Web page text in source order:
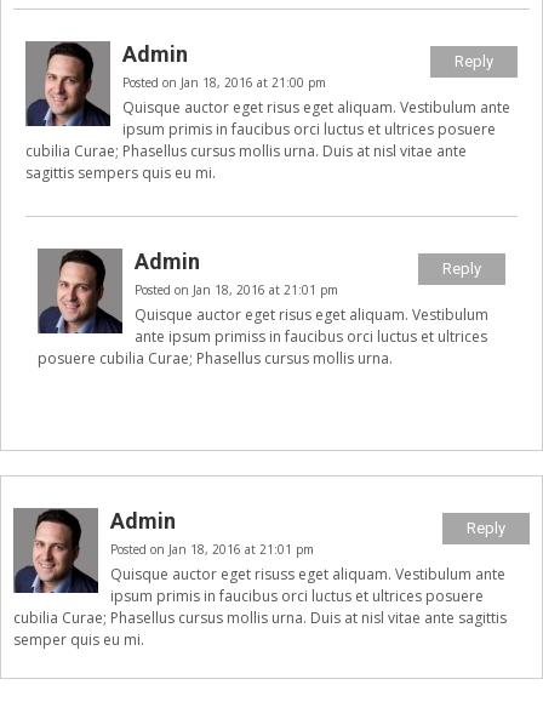
Admin
Posted on Jan 18, 2016 at 21:00 pm
Reply
Quisque auctor eget risus eget aliquam. Vestibulum ante
ipsum primis in faucibus orci luctus et ultrices posuere
cubilia Curae; Phasellus cursus mollis urna. Duis at nisl vitae ante
sagittis sempers quis eu mi.
Admin
Posted on Jan 18, 2016 at 21:01 pm
Reply
Quisque auctor eget risus eget aliquam. Vestibulum
ante ipsum primiss in faucibus orci luctus et ultrices
posuere cubilia Curae; Phasellus cursus mollis urna.
Admin
Posted on Jan 18, 2016 at 21:01 pm
Reply
Quisque auctor eget risuss eget aliquam. Vestibulum ante
ipsum primis in faucibus orci luctus et ultrices posuere
cubilia Curae; Phasellus cursus mollis urna. Duis at nisl vitae ante sagittis
semper quis eu mi.